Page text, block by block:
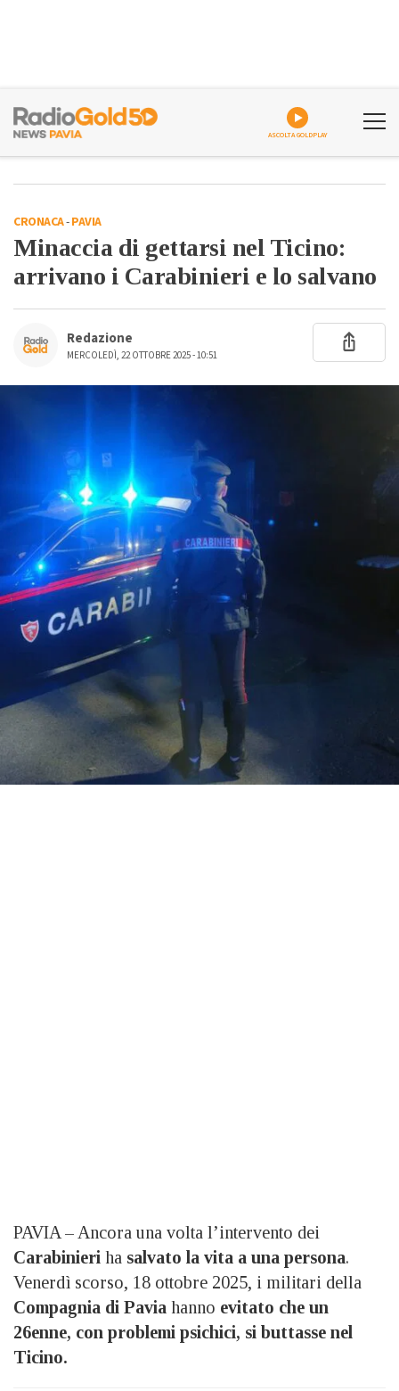
ASCOLTA GOLDPLAY
CRONACA-PAVIA
Minaccia di gettarsi nel Ticino:
arrivano i Carabinieri e lo salvano
Redazione
MERCOLEDÌ, 22 OTTOBRE 2025 - 10:51
PAVIA – Ancora una volta l’intervento dei
Carabinieri ha salvato la vita a una persona.
Venerdì scorso, 18 ottobre 2025, i militari della
Compagnia di Pavia hanno evitato che un
26enne, con problemi psichici, si buttasse nel
Ticino.